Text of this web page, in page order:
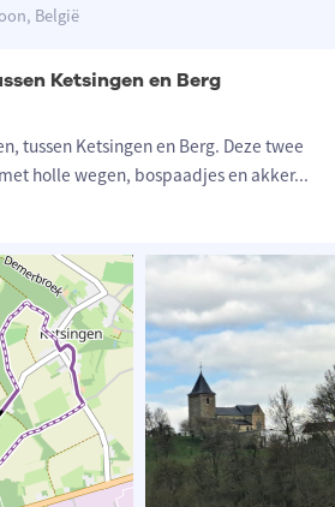
België
Ketsingen en Berg
tussen Ketsingen en Berg. Deze twee
holle wegen, bospaadjes en akker...